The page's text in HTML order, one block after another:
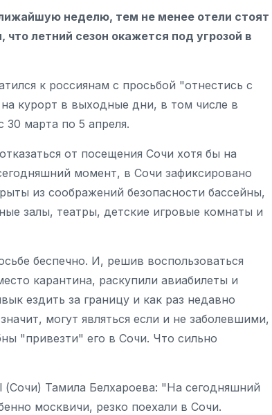
неделю, тем не менее отели стоят
летний сезон окажется под угрозой в
к россиянам с просьбой "отнестись с
курорт в выходные дни, в том числе в
марта по 5 апреля.
от посещения Сочи хотя бы на
момент, в Сочи зафиксировано
из соображений безопасности бассейны,
залы, театры, детские игровые комнаты и
беспечно. И, решив воспользоваться
карантина, раскупили авиабилеты и
ездить за границу и как раз недавно
могут являться если и не заболевшими,
"привезти" его в Сочи. Что сильно
Тамила Белхароева: "На сегодняшний
москвичи, резко поехали в Сочи.